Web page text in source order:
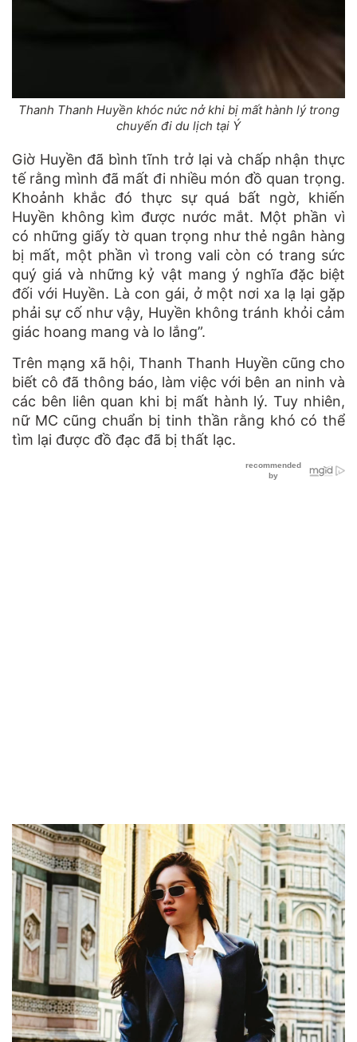
Thanh Thanh Huyền khóc nức nở khi bị mất hành lý trong
chuyến đi du lịch tại Ý
Giờ Huyền đã bình tĩnh trở lại và chấp nhận thực
tế rằng mình đã mất đi nhiều món đồ quan trọng.
Khoảnh khắc đó thực sự quá bất ngờ, khiến
Huyền không kìm được nước mắt. Một phần vì
có những giấy tờ quan trọng như thẻ ngân hàng
bị mất, một phần vì trong vali còn có trang sức
quý giá và những kỷ vật mang ý nghĩa đặc biệt
đối với Huyền. Là con gái, ở một nơi xa lạ lại gặp
phải sự cố như vậy, Huyền không tránh khỏi cảm
giác hoang mang và lo lắng”.
Trên mạng xã hội, Thanh Thanh Huyền cũng cho
biết cô đã thông báo, làm việc với bên an ninh và
các bên liên quan khi bị mất hành lý. Tuy nhiên,
nữ MC cũng chuẩn bị tinh thần rằng khó có thể
tìm lại được đồ đạc đã bị thất lạc.